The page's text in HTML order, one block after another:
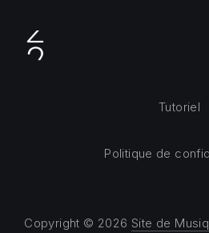
Copyright © 2026 Site de
Tutoriel
Politique de